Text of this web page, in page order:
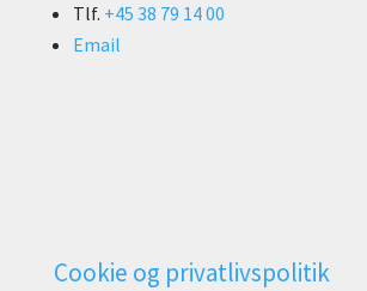
Tlf. +45 38 79 14 00
Email
Cookie og privatlivspolitik